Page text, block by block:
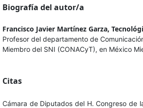
Biografía del autor/a
Francisco Javier Martínez Garza,
Profesor del departamento de
Miembro del SNI (CONACyT), en México
Citas
Cámara de Diputados del H. Congreso de